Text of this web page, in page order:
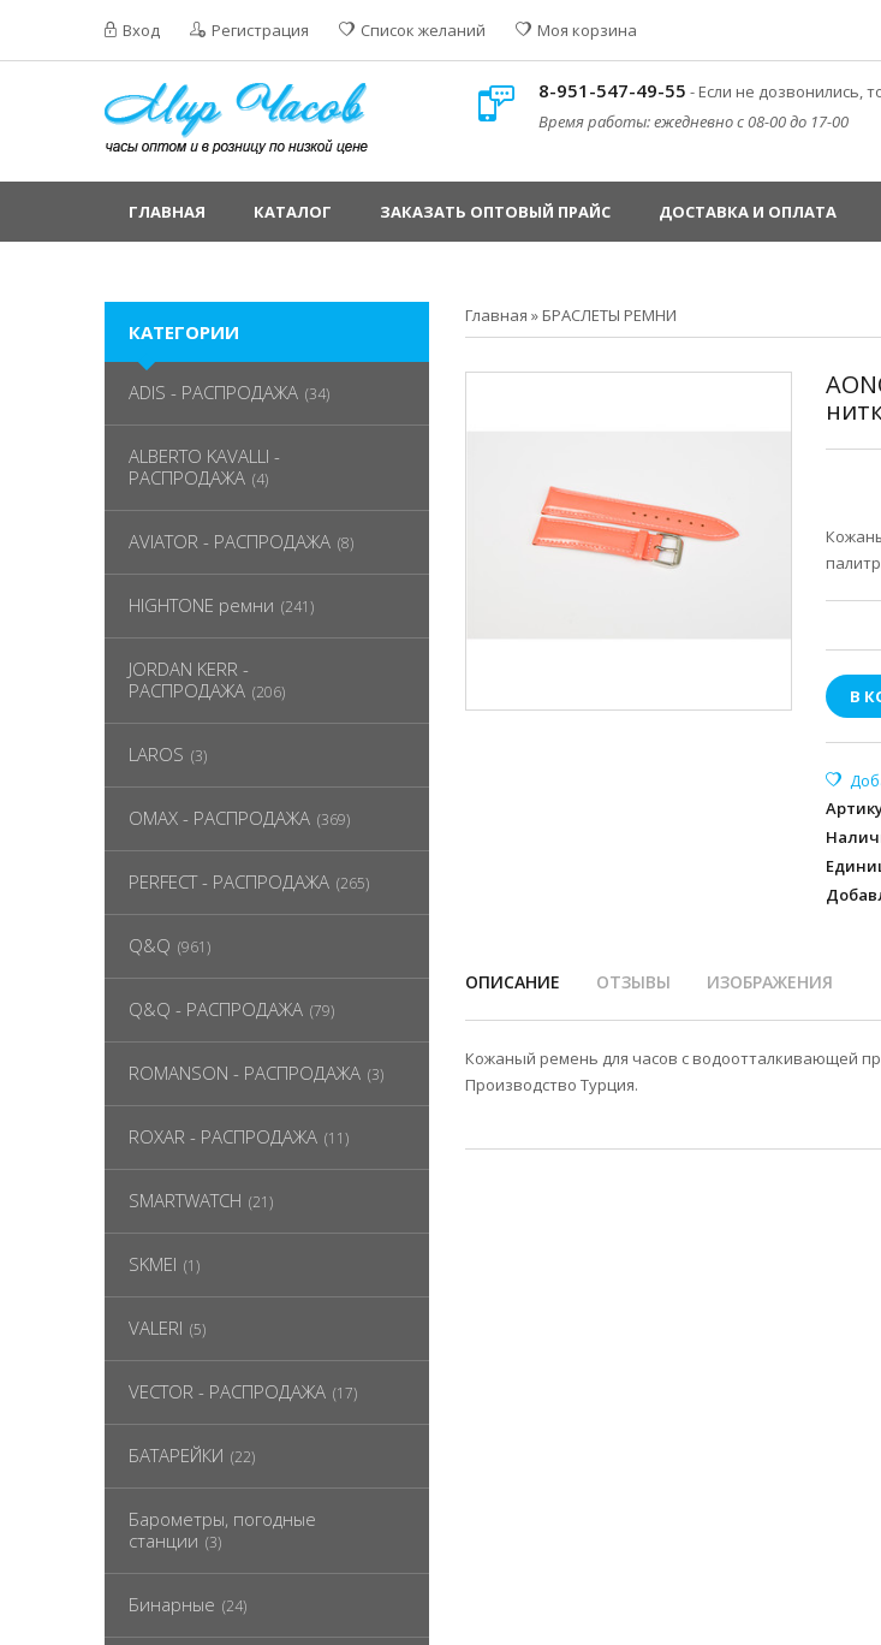
Вход Регистрация Список желаний Моя корзина
8-951-547-49-55 - Если не дозвонились,
Время работы: ежедневно с 08-00 до 17-00
ГЛАВНАЯ КАТАЛОГ ЗАКАЗАТЬ ОПТОВЫЙ ПРАЙС ДОСТАВКА И ОПЛАТА
Главная » БРАСЛЕТЫ РЕМНИ
В
ОПИСАНИЕ ОТЗЫВЫ ИЗОБРАЖЕНИЯ
Кожаный ремень для часов с водоотталкивающей
Производство Турция.
КАТЕГОРИИ
ADIS - РАСПРОДАЖА (34)
ALBERTO KAVALLI -
РАСПРОДАЖА (4)
AVIATOR - РАСПРОДАЖА (8)
HIGHTONE ремни (241)
JORDAN KERR -
РАСПРОДАЖА (206)
LAROS (3)
OMAX - РАСПРОДАЖА (369)
PERFECT - РАСПРОДАЖА (265)
Q&Q (961)
Q&Q - РАСПРОДАЖА (79)
ROMANSON - РАСПРОДАЖА (3)
ROXAR - РАСПРОДАЖА (11)
SMARTWATCH (21)
SKMEI (1)
VALERI (5)
VECTOR - РАСПРОДАЖА (17)
БАТАРЕЙКИ (22)
Барометры, погодные
станции (3)
Бинарные (24)